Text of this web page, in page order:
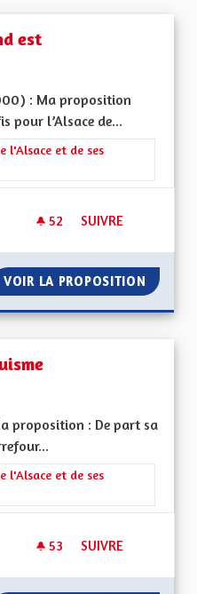
est
: Ma proposition
pour l’Alsace de...
: L'attractivité
l'Alsace et de ses
52 52 ABONNÉS
SUIVRE
VOIR LA PROPOSITION NE
proposition : De part sa
: L'attractivité
l'Alsace et de ses
53 53 ABONNÉS
SUIVRE